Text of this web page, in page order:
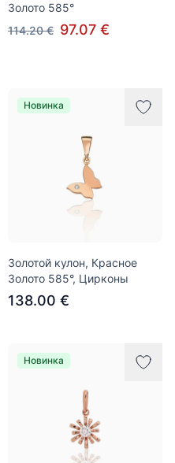
Золото 585°
114.20 € 97.07 €
Новинка
Золотой кулон, Красное
Золото 585°, Цирконы
138.00 €
Новинка